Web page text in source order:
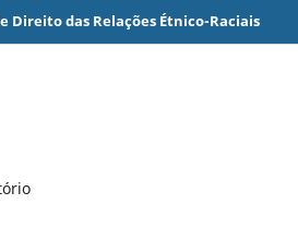
Direito das Relações Étnico-Raciais